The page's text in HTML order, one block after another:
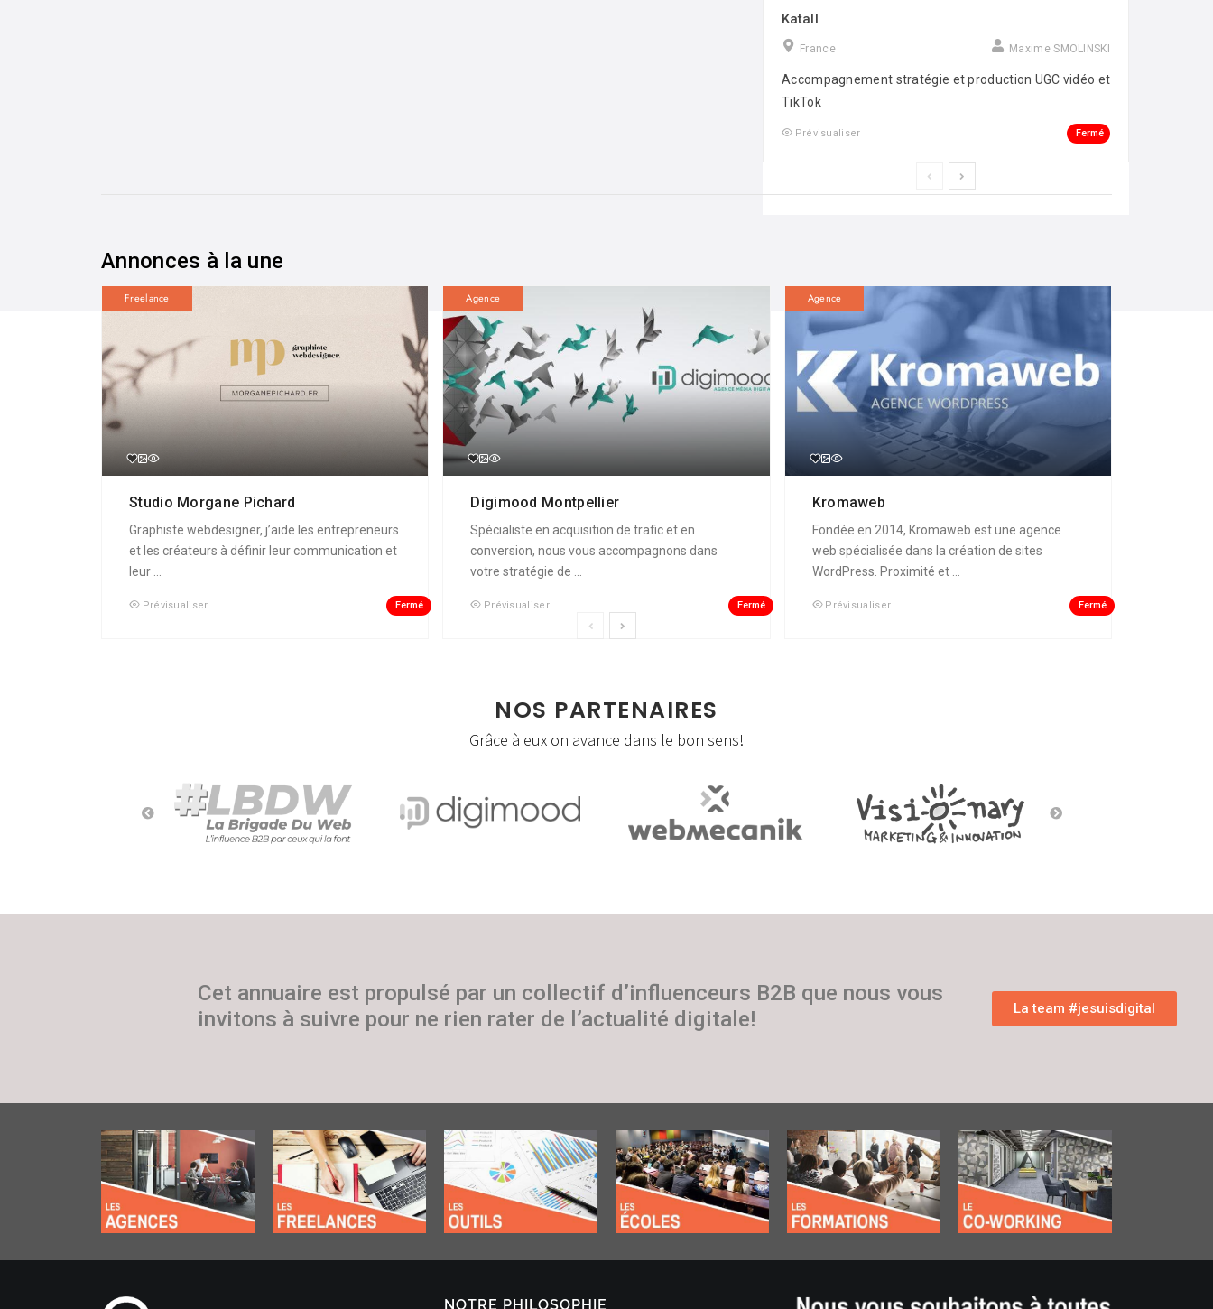
Katall
France Maxime SMOLINSKI
Accompagnement stratégie et production UGC vidéo et
TikTok
Prévisualiser Fermé
Annonces à la une
Freelance
Studio Morgane Pichard
Graphiste webdesigner, j’aide les entrepreneurs
et les créateurs à définir leur communication et
leur ...
Prévisualiser Fermé
Agence
Digimood Montpellier
Spécialiste en acquisition de trafic et en
conversion, nous vous accompagnons dans
votre stratégie de ...
Prévisualiser Fermé
Agence
Kromaweb
Fondée en 2014, Kromaweb est une agence
web spécialisée dans la création de sites
WordPress. Proximité et ...
Prévisualiser Fermé
NOS PARTENAIRES
Grâce à eux on avance dans le bon sens!
Cet annuaire est propulsé par un collectif d’influenceurs B2B que nous vous
invitons à suivre pour ne rien rater de l’actualité digitale!
La team #jesuisdigital
NOTRE PHILOSOPHIE